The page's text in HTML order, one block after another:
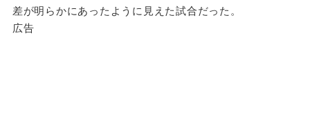
差が明らかにあったように見えた試合だった。
広告